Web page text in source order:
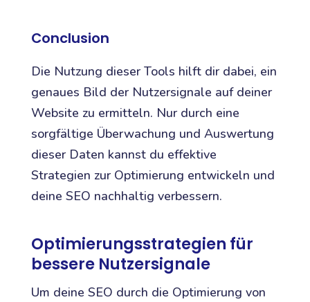
Conclusion
Die Nutzung dieser Tools hilft dir dabei, ein
genaues Bild der Nutzersignale auf deiner
Website zu ermitteln. Nur durch eine
sorgfältige Überwachung und Auswertung
dieser Daten kannst du effektive
Strategien zur Optimierung entwickeln und
deine SEO nachhaltig verbessern.
Optimierungsstrategien für
bessere Nutzersignale
Um deine SEO durch die Optimierung von